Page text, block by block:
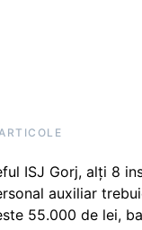
ISJ Gorj, alți 8
auxiliar
55.000 de lei,